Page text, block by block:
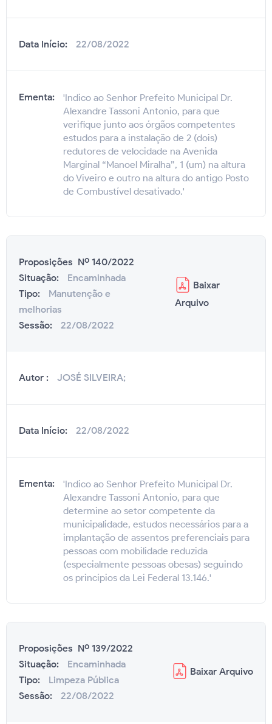
Data Início: 22/08/2022
Ementa:
'Indico ao Senhor Prefeito Municipal Dr.
Alexandre Tassoni Antonio, para que
verifique junto aos órgãos competentes
estudos para a instalação de 2 (dois)
redutores de velocidade na Avenida
Marginal “Manoel Miralha”, 1 (um) na altura
do Viveiro e outro na altura do antigo Posto
de Combustível desativado.'
Proposições Nº 140/2022
Situação:
Encaminhada
Tipo:
Manutenção e
melhorias
Sessão:
22/08/2022
Baixar
Arquivo
Autor : JOSÉ SILVEIRA;
Data Início: 22/08/2022
Ementa:
'Indico ao Senhor Prefeito Municipal Dr.
Alexandre Tassoni Antonio, para que
determine ao setor competente da
municipalidade, estudos necessários para a
implantação de assentos preferenciais para
pessoas com mobilidade reduzida
(especialmente pessoas obesas) seguindo
os princípios da Lei Federal 13.146.'
Proposições Nº 139/2022
Situação:
Encaminhada
Tipo:
Limpeza Pública
Sessão:
22/08/2022
Baixar Arquivo